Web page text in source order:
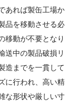
あれば製缶工場か
品を移動させる必
移動が不要となり
送中の製品破損リ
造までを一貫して
に行われ、高い精
な形状や厳しい寸